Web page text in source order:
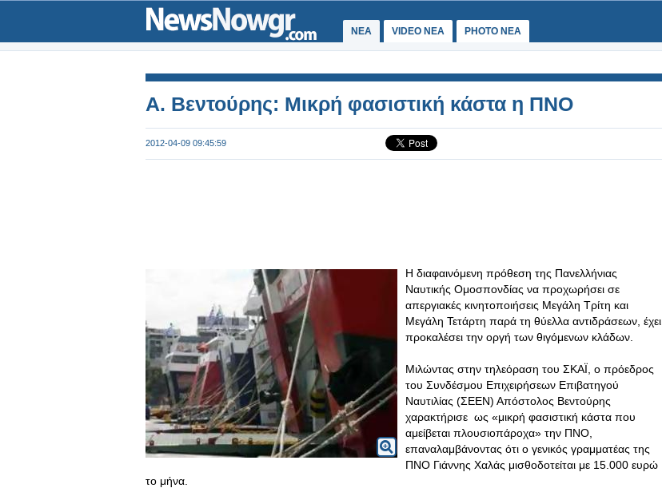
ΝΕΑ VIDEO NEA PHOTO NEA
Α. Βεντούρης: Μικρή φασιστική κάστα η ΠΝΟ
2012-04-09 09:45:59
Η διαφαινόμενη πρόθεση της Πανελλήνιας
Ναυτικής Ομοσπονδίας να προχωρήσει σε
απεργιακές κινητοποιήσεις Μεγάλη Τρίτη και
Μεγάλη Τετάρτη παρά τη θύελλα αντιδράσεων, έχει
προκαλέσει την οργή των θιγόμενων κλάδων.
Μιλώντας στην τηλεόραση του ΣΚΑΪ, ο πρόεδρος
του Συνδέσμου Επιχειρήσεων Επιβατηγού
Ναυτιλίας (ΣΕΕΝ) Απόστολος Βεντούρης
χαρακτήρισε ως «μικρή φασιστική κάστα που
αμείβεται πλουσιοπάροχα» την ΠΝΟ,
επαναλαμβάνοντας ότι ο γενικός γραμματέας της
ΠΝΟ Γιάννης Χαλάς μισθοδοτείται με 15.000 ευρώ
το μήνα.